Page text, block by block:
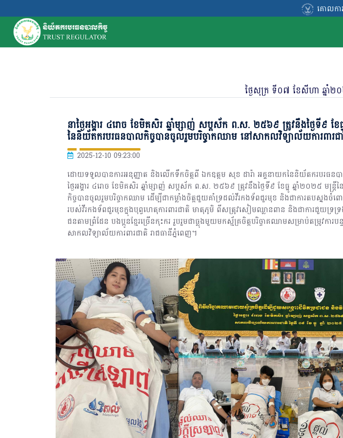
គោលការណ៍ណែន
គោលការណ៍ណែន
ថ្ងៃ​សុក្រ ​ទី​០៧ ​ខែសីហា ឆ្នាំ
នាថ្ងៃអង្គារ ៤រោច ខែមិគសិរ ឆ្នាំម្សាញ់ សប្តស័ក ព.ស. ២៥៦៩ ត្រូវនឹងថ្ងៃទី៩ ខែ
នៃនិយ័តករបរធនបាលកិច្ចបានចូលរួមបរិច្ចាកឈាម នៅសាកលវិទ្យាល័យការពារ
2025-12-10 09:23:00
ដោយទទួលបានការអនុញ្ញាត និងលើកទឹកចិត្តពី ឯកឧត្តម សុខ ដារ៉ា អគ្គនាយកនៃនិយ័តករបរធនប
ថ្ងៃអង្គារ ៤រោច ខែមិគសិរ ឆ្នាំម្សាញ់ សប្តស័ក ព.ស. ២៥៦៩ ត្រូវនឹងថ្ងៃទី៩ ខែធ្នូ ឆ្នាំ២០២៥ មន្រ្
កិច្ចបានចូលរួមបរិច្ចាកឈាម ដើម្បីជាកម្លាំងចិត្តជួយគាំទ្រដល់វីរកងទ័ពជួរមុខ និងជាការតបស្នងចំ
របស់វីរកងទ័ពជួរមុខក្នុងបុព្វហេតុការពារជាតិ មាតុភូមិ ពីសត្រូវសៀមឈ្លានពាន និងជាការជួយទ្រទ្
ជនតាមព្រំដែន បងប្អូនខ្មែរច្រើនកុះករ រួបរួមជាធ្លុងមួយមកស្ម័គ្រចិត្តបរិច្ចាគឈាមសម្រាប់តម្រូវកា
សាកលវិទ្យាល័យការពារជាតិ រាជធានីភ្នំពេញ។